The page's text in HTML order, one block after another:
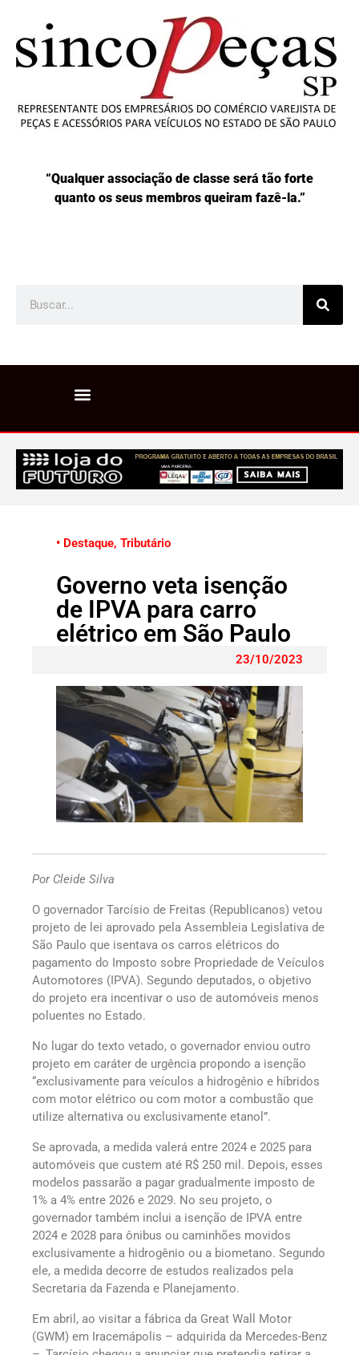
“Qualquer associação de classe será tão forte
quanto os seus membros queiram fazê-la.”
• Destaque, Tributário
Governo veta isenção
de IPVA para carro
elétrico em São Paulo
23/10/2023
Por Cleide Silva
O governador Tarcísio de Freitas (Republicanos) vetou
projeto de lei aprovado pela Assembleia Legislativa de
São Paulo que isentava os carros elétricos do
pagamento do Imposto sobre Propriedade de Veículos
Automotores (IPVA). Segundo deputados, o objetivo
do projeto era incentivar o uso de automóveis menos
poluentes no Estado.
No lugar do texto vetado, o governador enviou outro
projeto em caráter de urgência propondo a isenção
“exclusivamente para veículos a hidrogênio e híbridos
com motor elétrico ou com motor a combustão que
utilize alternativa ou exclusivamente etanol”.
Se aprovada, a medida valerá entre 2024 e 2025 para
automóveis que custem até R$ 250 mil. Depois, esses
modelos passarão a pagar gradualmente imposto de
1% a 4% entre 2026 e 2029. No seu projeto, o
governador também inclui a isenção de IPVA entre
2024 e 2028 para ônibus ou caminhões movidos
exclusivamente a hidrogênio ou a biometano. Segundo
ele, a medida decorre de estudos realizados pela
Secretaria da Fazenda e Planejamento.
Em abril, ao visitar a fábrica da Great Wall Motor
(GWM) em Iracemápolis – adquirida da Mercedes-Benz